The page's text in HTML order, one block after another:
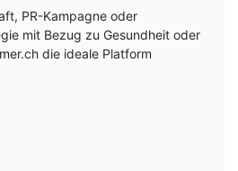
PR-Kampagne oder
mit Bezug zu Gesundheit oder
die ideale Platform